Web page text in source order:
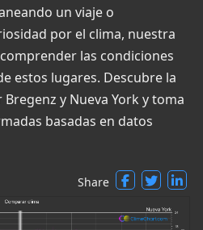
un viaje o
por el clima, nuestra
las condiciones
estos lugares. Descubre la
y Nueva York y toma
basadas en datos
Share